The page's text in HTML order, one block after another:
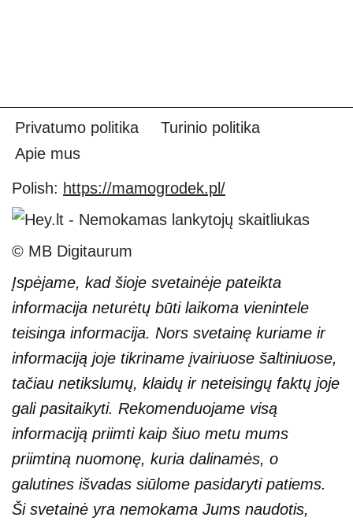
Privatumo politika
Turinio politika
Apie mus
Polish: https://mamogrodek.pl/
© MB Digitaurum
Įspėjame, kad šioje svetainėje pateikta
informacija neturėtų būti laikoma vienintele
teisinga informacija. Nors svetainę kuriame ir
informaciją joje tikriname įvairiuose šaltiniuose,
tačiau netikslumų, klaidų ir neteisingų faktų joje
gali pasitaikyti. Rekomenduojame visą
informaciją priimti kaip šiuo metu mums
priimtiną nuomonę, kuria dalinamės, o
galutines išvadas siūlome pasidaryti patiems.
Ši svetainė yra nemokama Jums naudotis,